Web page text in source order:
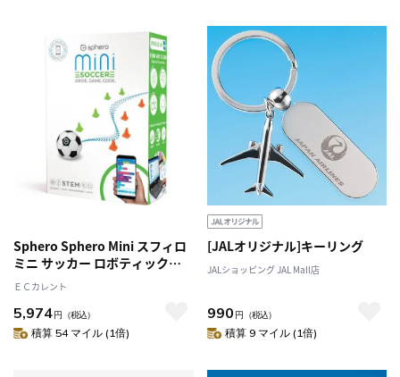
Sphero Sphero Mini スフィロ
ミニ サッカー ロボティックボ
ール M001SRW
ＥＣカレント
5,974円 （税込）
積算 54 マイル (1倍)
[JALオリジナル]キーリング
JALショッピング JAL Mall店
990 円 （税込）
積算 9 マイル (1倍)